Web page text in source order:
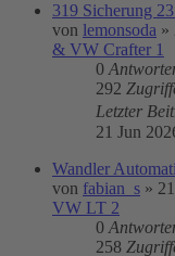
319 Sicherung
von lemonsoda »
& VW Crafter 1
0
292
Letzter
21 Jun
Wandler
von fabian_s »
VW LT 2
0
258